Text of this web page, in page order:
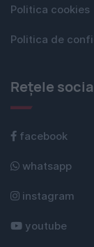
Politica cookies
Politica de
Rețele
facebook
whatsapp
instagram
youtube